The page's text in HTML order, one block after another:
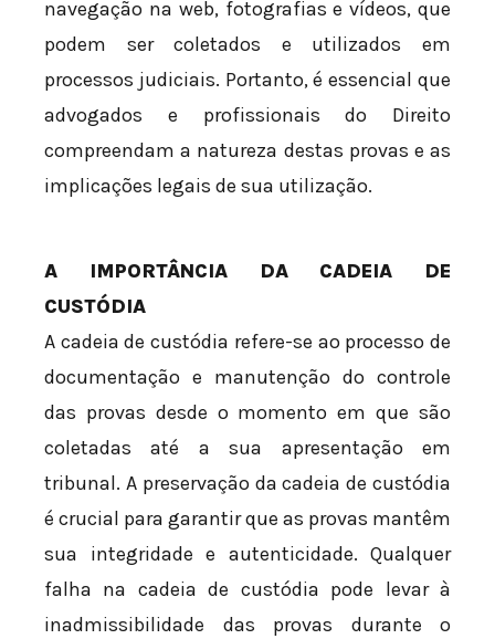
navegação na web, fotografias e vídeos, que
podem ser coletados e utilizados em
processos judiciais. Portanto, é essencial que
advogados e profissionais do Direito
compreendam a natureza destas provas e as
implicações legais de sua utilização.
A IMPORTÂNCIA DA CADEIA DE
CUSTÓDIA
A cadeia de custódia refere-se ao processo de
documentação e manutenção do controle
das provas desde o momento em que são
coletadas até a sua apresentação em
tribunal. A preservação da cadeia de custódia
é crucial para garantir que as provas mantêm
sua integridade e autenticidade. Qualquer
falha na cadeia de custódia pode levar à
inadmissibilidade das provas durante o